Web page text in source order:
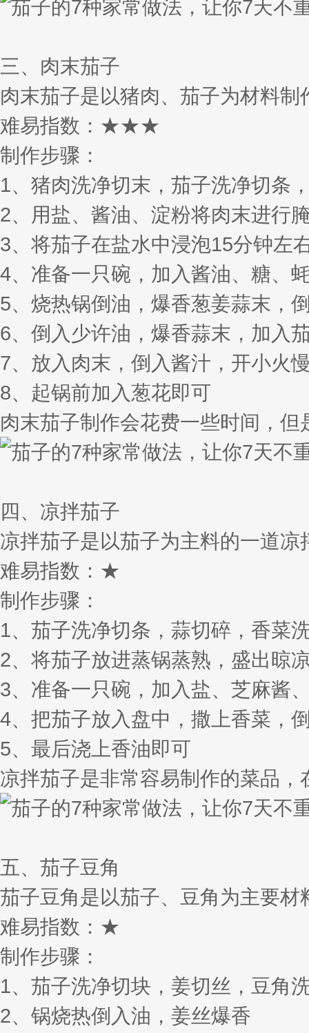
三、肉末茄子
肉末茄子是以猪肉、茄子为材料制
难易指数：★★★
制作步骤：
1、猪肉洗净切末，茄子洗净切条
2、用盐、酱油、淀粉将肉末进行
3、将茄子在盐水中浸泡15分钟左
4、准备一只碗，加入酱油、糖、
5、烧热锅倒油，爆香葱姜蒜末，
6、倒入少许油，爆香蒜末，加入
7、放入肉末，倒入酱汁，开小火
8、起锅前加入葱花即可
肉末茄子制作会花费一些时间，
四、凉拌茄子
凉拌茄子是以茄子为主料的一道凉
难易指数：★
制作步骤：
1、茄子洗净切条，蒜切碎，香菜
2、将茄子放进蒸锅蒸熟，盛出晾
3、准备一只碗，加入盐、芝麻酱
4、把茄子放入盘中，撒上香菜，
5、最后浇上香油即可
凉拌茄子是非常容易制作的菜品
五、茄子豆角
茄子豆角是以茄子、豆角为主要
难易指数：★
制作步骤：
1、茄子洗净切块，姜切丝，豆角
2、锅烧热倒入油，姜丝爆香